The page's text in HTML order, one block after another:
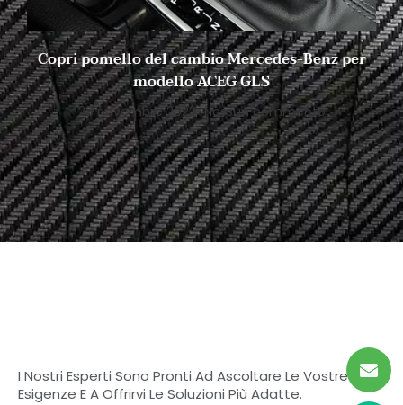
Copri pomello del cambio Mercedes-Benz per
modello ACEG GLS
28 novembre 2022 Nessun commento
I Nostri Esperti Sono Pronti Ad Ascoltare Le Vostre
Esigenze E A Offrirvi Le Soluzioni Più Adatte.